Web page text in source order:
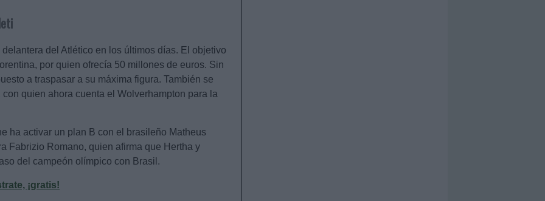
del Atlético en los últimos días. El objetivo
por quien ofrecía 50 millones de euros. Sin
a traspasar a su máxima figura. También se
quien ahora cuenta el Wolverhampton para la
ha activar un plan B con el brasileño Matheus
Fabrizio Romano, quien afirma que Hertha y
del campeón olímpico con Brasil.
¡gratis!